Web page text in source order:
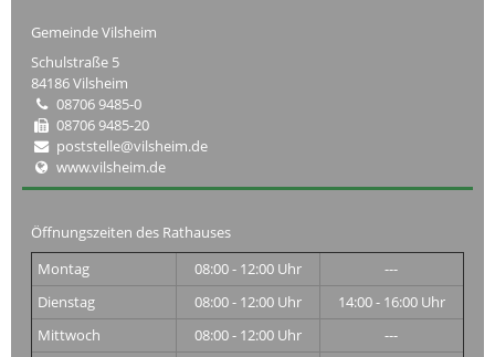
Gemeinde Vilsheim
Schulstraße 5
84186 Vilsheim
08706 9485-0
08706 9485-20
poststelle@vilsheim.de
www.vilsheim.de
Öffnungszeiten des Rathauses
Montag
08:00 - 12:00 Uhr
---
Dienstag
08:00 - 12:00 Uhr
14:00 - 16:00 Uhr
Mittwoch
08:00 - 12:00 Uhr
---